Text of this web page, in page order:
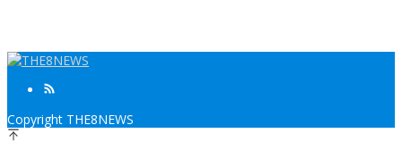
Copyright THE8NEWS